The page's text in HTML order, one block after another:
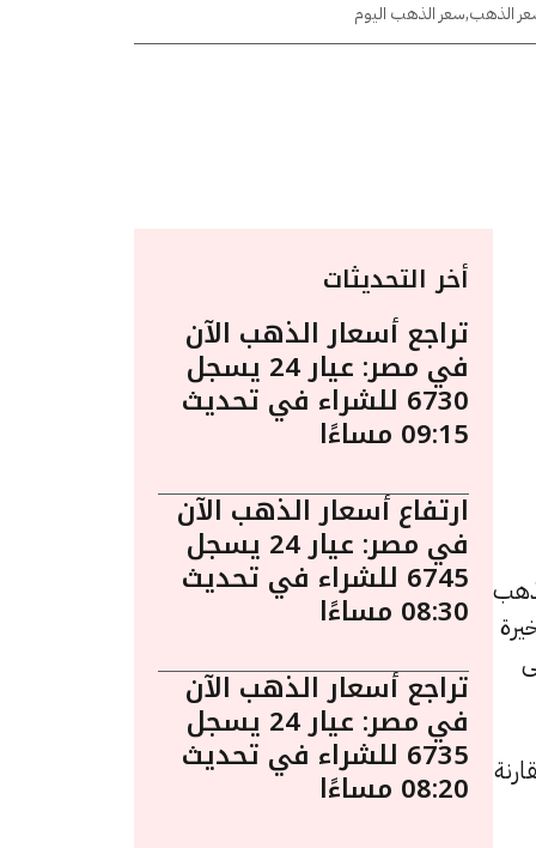
الذهب,سعر الذهب اليوم
3:20 مساءً. يُعد الذهب
بقيمة 5 جنيهات مقارنة
أخر التحديثات
تراجع أسعار الذهب الآن
في مصر: عيار 24 يسجل
6730 للشراء في تحديث
09:15 مساءًا
ارتفاع أسعار الذهب الآن
في مصر: عيار 24 يسجل
6745 للشراء في تحديث
08:30 مساءًا
تراجع أسعار الذهب الآن
في مصر: عيار 24 يسجل
6735 للشراء في تحديث
08:20 مساءًا